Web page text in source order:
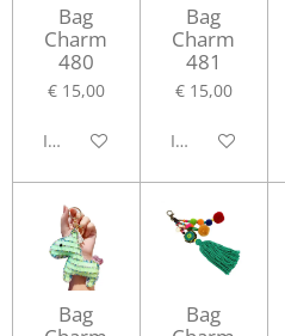
Bag
Charm
480
€ 15,00
In winkelwagen
Bag
Charm
481
€ 15,00
In winkelwagen
Bag
Bag